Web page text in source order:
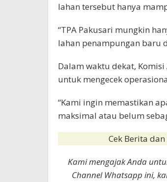
lahan tersebut hanya
“TPA Pakusari mungkin
lahan penampungan baru
Dalam waktu dekat,
untuk mengecek
“Kami ingin memastikan
maksimal atau belum
Cek Berita
Kami mengajak Anda
Channel Whatsapp ini,